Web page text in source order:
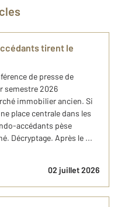
tirent le
de presse de
semestre 2026
immobilier ancien. Si
place centrale dans les
accédants pèse
Décryptage. Après le ...
02 juillet 2026